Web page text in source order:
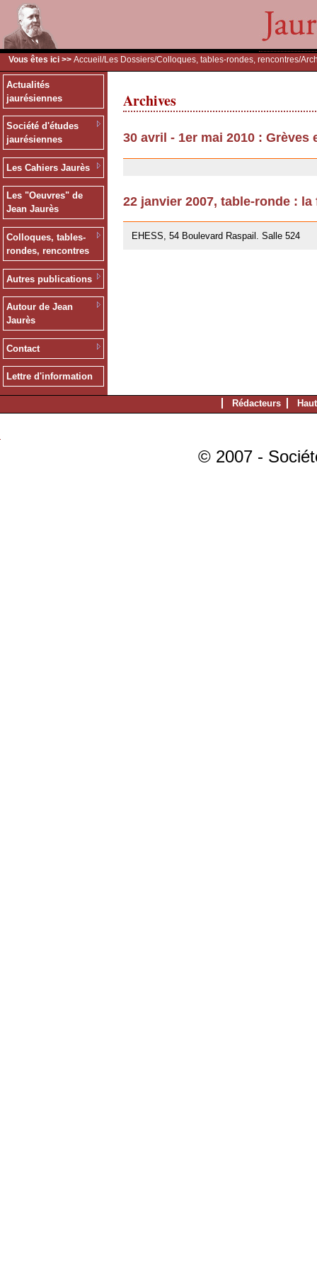
Vous êtes ici >> Accueil /Les Dossiers/Colloques, tables-rondes, rencontres/
Actualités
jaurésiennes
Société d'études
jaurésiennes
Les Cahiers Jaurès
Les "Oeuvres" de
Jean Jaurès
Colloques, tables-
rondes, rencontres
Autres publications
Autour de Jean
Jaurès
Contact
Lettre d'information
Archives
30 avril - 1er mai 2010 :
22 janvier 2007, table-ronde :
EHESS, 54 Boulevard Raspail. Salle 524
Rédacteurs
© 2007 -